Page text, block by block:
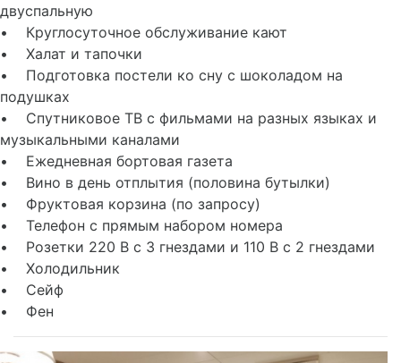
двуспальную
• Круглосуточное обслуживание кают
• Халат и тапочки
• Подготовка постели ко сну с шоколадом на
подушках
• Спутниковое ТВ с фильмами на разных языках и
музыкальными каналами
• Ежедневная бортовая газета
• Вино в день отплытия (половина бутылки)
• Фруктовая корзина (по запросу)
• Телефон с прямым набором номера
• Розетки 220 В с 3 гнездами и 110 В с 2 гнездами
• Холодильник
• Сейф
• Фен